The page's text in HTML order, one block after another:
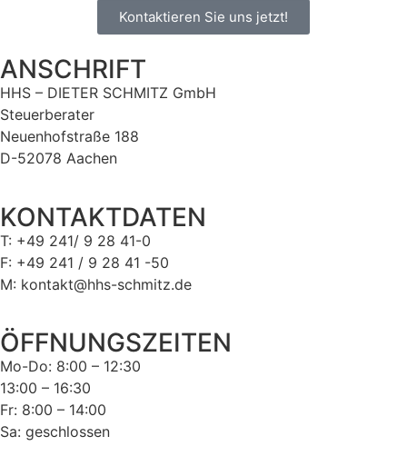
Kontaktieren Sie uns jetzt!
ANSCHRIFT
HHS – DIETER SCHMITZ GmbH
Steuerberater
Neuenhofstraße 188
D-52078 Aachen
KONTAKTDATEN
T: +49 241/ 9 28 41-0
F: +49 241 / 9 28 41 -50
M: kontakt@hhs-schmitz.de
ÖFFNUNGSZEITEN
Mo-Do: 8:00 – 12:30
13:00 – 16:30
Fr: 8:00 – 14:00
Sa: geschlossen